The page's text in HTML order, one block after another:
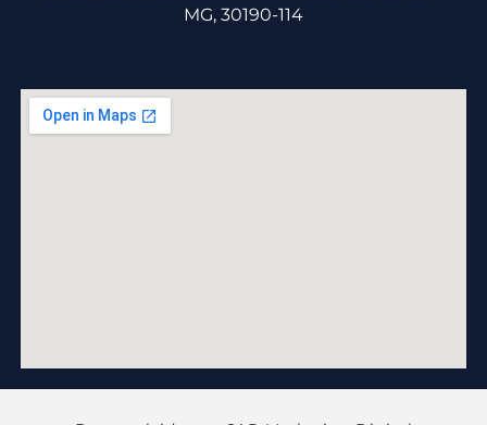
MG, 30190-114